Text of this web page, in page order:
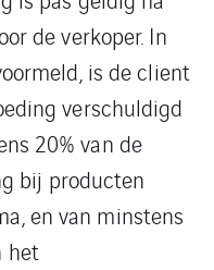
de verkoper. In
is de client
verschuldigd
20% van de
bij producten
en van minstens
het